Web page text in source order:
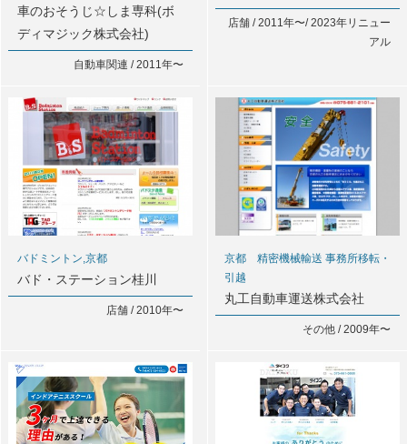
車のおそうじ☆しま専科(ボ
ディマジック株式会社)
自動車関連 / 2011年〜
店舗 / 2011年〜/ 2023年リニュー
アル
バドミントン,京都
バド・ステーション桂川
店舗 / 2010年〜
京都 精密機械輸送 事務所移転・
引越
丸工自動車運送株式会社
その他 / 2009年〜